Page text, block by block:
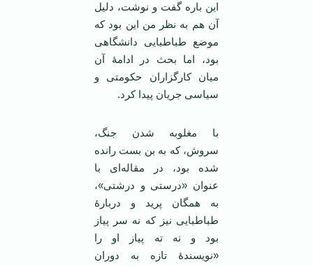
این باره گفت و نوشت، دلیل
آن هم به نظر من این بود که
موضع طباطبایی دانشگاهی
بود، اما بحث در ادامۀ آن
میان کارگزاران حکومتی و
سیاسی جریان پیدا کرد.
با مغلوبه شدن جنگ،
سروش، که به بن بست رانده
شده بود، در مقاله‌ای با
عنوان «درستی و درشتی»،
به همگان پرید و دربارۀ
طباطبایی نیز که نه سر پیاز
بود و نه ته پیاز او را
«نویسندۀ تازه به دوران